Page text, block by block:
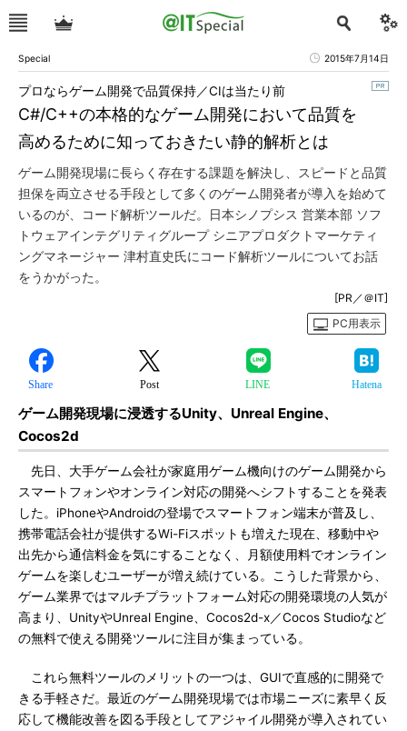
Special 2015年7月14日
C#/C++の本格的なゲーム開発において品質を
高めるために知っておきたい静的解析とは
プロならゲーム開発で品質保持／CIは当たり前
ゲーム開発現場に長らく存在する課題を解決し、スピードと品質
担保を両立させる手段として多くのゲーム開発者が導入を始めて
いるのが、コード解析ツールだ。日本シノプシス 営業本部 ソフ
トウェアインテグリティグループ シニアプロダクトマーケティ
ングマネージャー 津村直史氏にコード解析ツールについてお話
をうかがった。
[PR／＠IT]
PC用表示
Share Post LINE Hatena
ゲーム開発現場に浸透するUnity、Unreal Engine、
Cocos2d
先日、大手ゲーム会社が家庭用ゲーム機向けのゲーム開発から
スマートフォンやオンライン対応の開発へシフトすることを発表
した。iPhoneやAndroidの登場でスマートフォン端末が普及し、
携帯電話会社が提供するWi-Fiスポットも増えた現在、移動中や
出先から通信料金を気にすることなく、月額使用料でオンライン
ゲームを楽しむユーザーが増え続けている。こうした背景から、
ゲーム業界ではマルチプラットフォーム対応の開発環境の人気が
高まり、UnityやUnreal Engine、Cocos2d-x／Cocos Studioなど
の無料で使える開発ツールに注目が集まっている。
これら無料ツールのメリットの一つは、GUIで直感的に開発で
きる手軽さだ。最近のゲーム開発現場では市場ニーズに素早く反
応して機能改善を図る手段としてアジャイル開発が導入されてい